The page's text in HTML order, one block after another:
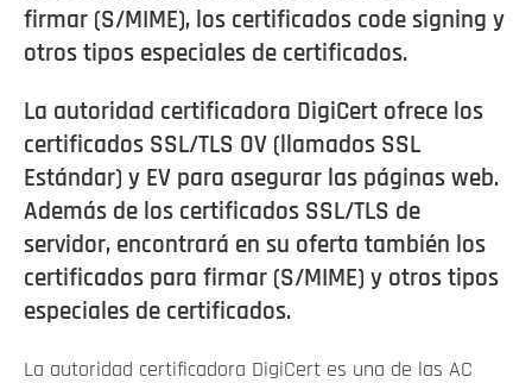
firmar (S/MIME), los certificados code signing y
otros tipos especiales de certificados.
La autoridad certificadora DigiCert ofrece los
certificados SSL/TLS OV (llamados SSL
Estándar) y EV para asegurar las páginas web.
Además de los certificados SSL/TLS de
servidor, encontrará en su oferta también los
certificados para firmar (S/MIME) y otros tipos
especiales de certificados.
La autoridad certificadora DigiCert es una de las AC